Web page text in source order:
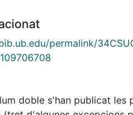
permalink/
doble s'han publicat les